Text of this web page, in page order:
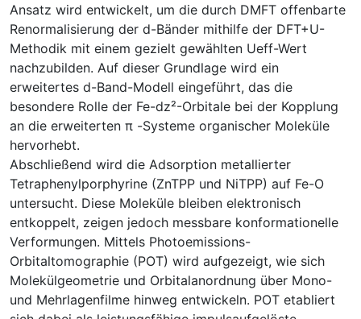
Ansatz wird entwickelt, um die durch DMFT offenbarte
Renormalisierung der d-Bänder mithilfe der DFT+U-
Methodik mit einem gezielt gewählten Ueff-Wert
nachzubilden. Auf dieser Grundlage wird ein
erweitertes d-Band-Modell eingeführt, das die
besondere Rolle der Fe-dz²-Orbitale bei der Kopplung
an die erweiterten π -Systeme organischer Moleküle
hervorhebt.
Abschließend wird die Adsorption metallierter
Tetraphenylporphyrine (ZnTPP und NiTPP) auf Fe-O
untersucht. Diese Moleküle bleiben elektronisch
entkoppelt, zeigen jedoch messbare konformationelle
Verformungen. Mittels Photoemissions-
Orbitaltomographie (POT) wird aufgezeigt, wie sich
Molekülgeometrie und Orbitalanordnung über Mono-
und Mehrlagenfilme hinweg entwickeln. POT etabliert